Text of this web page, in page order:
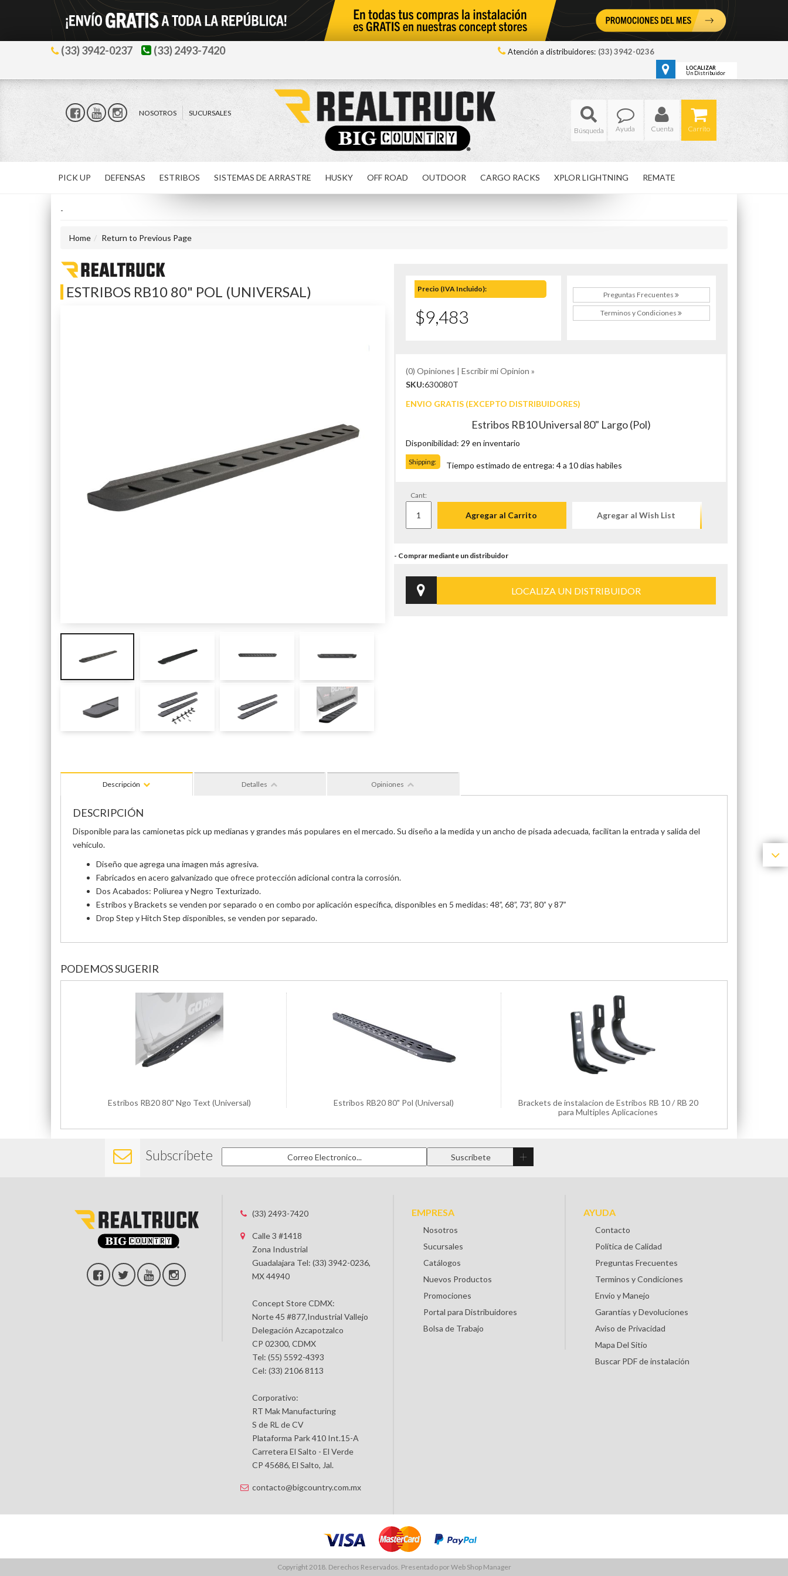
(33) 3942-0237 (33) 2493-7420 Atención a distribuidores: (33) 3942-0236
LOCALIZAR
Un Distribuidor
NOSOTROS
SUCURSALES
Ayuda
Cuenta Carrito
PICK UP DEFENSAS ESTRIBOS SISTEMAS DE ARRASTRE HUSKY OFF ROAD OUTDOOR CARGO RACKS XPLOR LIGHTNING REMATE
-
Home Return to Previous Page
ESTRIBOS RB10 80" POL (UNIVERSAL) Precio (IVA Incluido):
$9,483
Preguntas Frecuentes
Terminos y Condiciones
(0) Opiniones | Escribir mi Opinion »
SKU:630080T
ENVIO GRATIS (EXCEPTO DISTRIBUIDORES)
Estribos RB10 Universal 80" Largo (Pol)
Disponibilidad: 29 en inventario
Shipping: Tiempo estimado de entrega: 4 a 10 dias habiles
Cant:
Agregar al Carrito Agregar al Wish List
LOCALIZA UN DISTRIBUIDOR
Descripción Detalles Opiniones
DESCRIPCIÓN
Disponible para las camionetas pick up medianas y grandes más populares en el mercado. Su diseño a la medida y un ancho de pisada adecuada, facilitan la entrada y salida del
vehículo.
Diseño que agrega una imagen más agresiva.
Fabricados en acero galvanizado que ofrece protección adicional contra la corrosión.
Dos Acabados: Poliurea y Negro Texturizado.
Estribos y Brackets se venden por separado o en combo por aplicación específica, disponibles en 5 medidas: 48”, 68”, 73”, 80” y 87”
Drop Step y Hitch Step disponibles, se venden por separado.
PODEMOS SUGERIR
Estribos RB20 80" Ngo Text (Universal) Estribos RB20 80" Pol (Universal)
Brackets de instalacion de Estribos RB 10 / RB 20
para Multiples Aplicaciones
Subscríbete
(33) 2493-7420
Calle 3 #1418
Zona Industrial
Guadalajara Tel: (33) 3942-0236,
MX 44940
Concept Store CDMX:
Norte 45 #877,Industrial Vallejo
Delegación Azcapotzalco
CP 02300, CDMX
Tel: (55) 5592-4393
Cel: (33) 2106 8113
Corporativo:
RT Mak Manufacturing
S de RL de CV
Plataforma Park 410 Int.15-A
Carretera El Salto - El Verde
CP 45686, El Salto, Jal.
contacto@bigcountry.com.mx
EMPRESA
Nosotros
Sucursales
Catálogos
Nuevos Productos
Promociones
Portal para Distribuidores
Bolsa de Trabajo
AYUDA
Contacto
Política de Calidad
Preguntas Frecuentes
Terminos y Condiciones
Envio y Manejo
Garantías y Devoluciones
Aviso de Privacidad
Mapa Del Sitio
Buscar PDF de instalación
Copyright 2018. Derechos Reservados. Presentado porWeb Shop Manager